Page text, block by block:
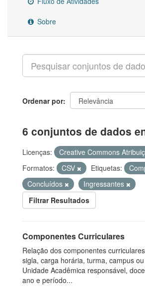
Sobre
Ordenar por
6 conjuntos de dados
Licenças:
Creative Commons
Formatos:
CSV Etiquetas:
Concluídos
Ingressantes
Filtrar Resultados
Componentes Curriculares
Relação dos componentes
sigla, carga horária, turma, campus
Unidade Acadêmica responsável,
ano e período...